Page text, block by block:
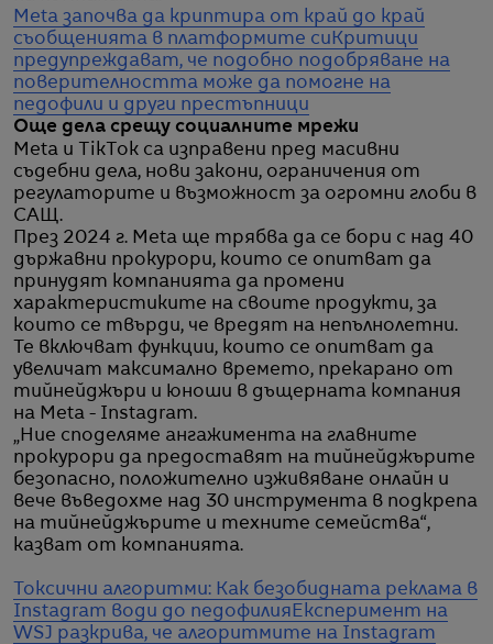
Meta започва да криптира от край до край
съобщенията в платформите си Критици
предупреждават, че подобно подобряване на
поверителността може да помогне на
педофили и други престъпници
Още дела срещу социалните мрежи
Meta и TikTok са изправени пред масивни
съдебни дела, нови закони, ограничения от
регулаторите и възможност за огромни глоби в
САЩ.
През 2024 г. Meta ще трябва да се бори с над 40
държавни прокурори, които се опитват да
принудят компанията да промени
характеристиките на своите продукти, за
които се твърди, че вредят на непълнолетни.
Те включват функции, които се опитват да
увеличат максимално времето, прекарано от
тийнейджъри и юноши в дъщерната компания
на Meta - Instagram.
„Ние споделяме ангажимента на главните
прокурори да предоставят на тийнейджърите
безопасно, положително изживяване онлайн и
вече въведохме над 30 инструмента в подкрепа
на тийнейджърите и техните семейства“,
казват от компанията.
Токсични алгоритми: Как безобидната реклама в
Instagram води до педофилия Експеримент на
WSJ разкрива, че алгоритмите на Instagram